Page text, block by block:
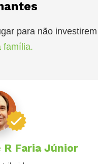
para não
família.
R Faria Júnior